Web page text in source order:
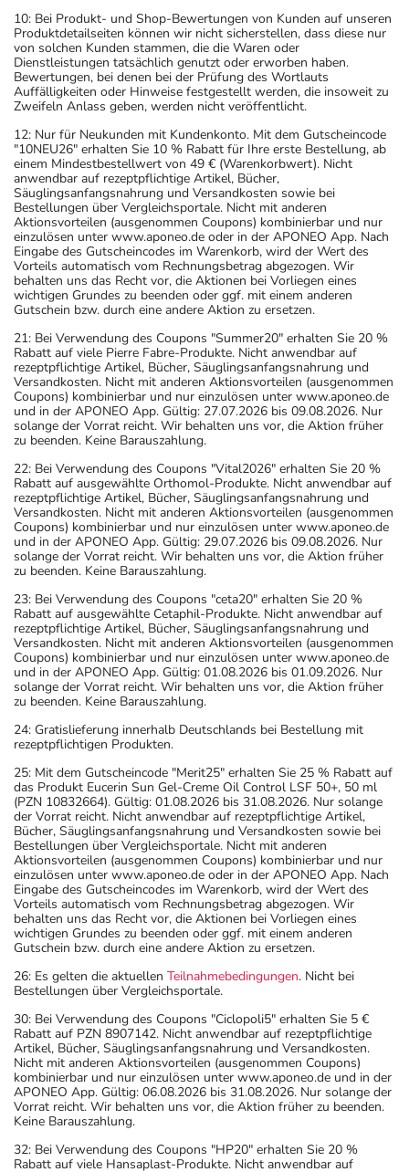
10: Bei Produkt- und Shop-Bewertungen von Kunden auf unseren
Produktdetailseiten können wir nicht sicherstellen, dass diese nur
von solchen Kunden stammen, die die Waren oder
Dienstleistungen tatsächlich genutzt oder erworben haben.
Bewertungen, bei denen bei der Prüfung des Wortlauts
Auffälligkeiten oder Hinweise festgestellt werden, die insoweit zu
Zweifeln Anlass geben, werden nicht veröffentlicht.
12: Nur für Neukunden mit Kundenkonto. Mit dem Gutscheincode
"10NEU26" erhalten Sie 10 % Rabatt für Ihre erste Bestellung, ab
einem Mindestbestellwert von 49 € (Warenkorbwert). Nicht
anwendbar auf rezeptpflichtige Artikel, Bücher,
Säuglingsanfangsnahrung und Versandkosten sowie bei
Bestellungen über Vergleichsportale. Nicht mit anderen
Aktionsvorteilen (ausgenommen Coupons) kombinierbar und nur
einzulösen unter www.aponeo.de oder in der APONEO App. Nach
Eingabe des Gutscheincodes im Warenkorb, wird der Wert des
Vorteils automatisch vom Rechnungsbetrag abgezogen. Wir
behalten uns das Recht vor, die Aktionen bei Vorliegen eines
wichtigen Grundes zu beenden oder ggf. mit einem anderen
Gutschein bzw. durch eine andere Aktion zu ersetzen.
21: Bei Verwendung des Coupons "Summer20" erhalten Sie 20 %
Rabatt auf viele Pierre Fabre-Produkte. Nicht anwendbar auf
rezeptpflichtige Artikel, Bücher, Säuglingsanfangsnahrung und
Versandkosten. Nicht mit anderen Aktionsvorteilen (ausgenommen
Coupons) kombinierbar und nur einzulösen unter www.aponeo.de
und in der APONEO App. Gültig: 27.07.2026 bis 09.08.2026. Nur
solange der Vorrat reicht. Wir behalten uns vor, die Aktion früher
zu beenden. Keine Barauszahlung.
22: Bei Verwendung des Coupons "Vital2026" erhalten Sie 20 %
Rabatt auf ausgewählte Orthomol-Produkte. Nicht anwendbar auf
rezeptpflichtige Artikel, Bücher, Säuglingsanfangsnahrung und
Versandkosten. Nicht mit anderen Aktionsvorteilen (ausgenommen
Coupons) kombinierbar und nur einzulösen unter www.aponeo.de
und in der APONEO App. Gültig: 29.07.2026 bis 09.08.2026. Nur
solange der Vorrat reicht. Wir behalten uns vor, die Aktion früher
zu beenden. Keine Barauszahlung.
23: Bei Verwendung des Coupons "ceta20" erhalten Sie 20 %
Rabatt auf ausgewählte Cetaphil-Produkte. Nicht anwendbar auf
rezeptpflichtige Artikel, Bücher, Säuglingsanfangsnahrung und
Versandkosten. Nicht mit anderen Aktionsvorteilen (ausgenommen
Coupons) kombinierbar und nur einzulösen unter www.aponeo.de
und in der APONEO App. Gültig: 01.08.2026 bis 01.09.2026. Nur
solange der Vorrat reicht. Wir behalten uns vor, die Aktion früher
zu beenden. Keine Barauszahlung.
24: Gratislieferung innerhalb Deutschlands bei Bestellung mit
rezeptpflichtigen Produkten.
25: Mit dem Gutscheincode "Merit25" erhalten Sie 25 % Rabatt auf
das Produkt Eucerin Sun Gel-Creme Oil Control LSF 50+, 50 ml
(PZN 10832664). Gültig: 01.08.2026 bis 31.08.2026. Nur solange
der Vorrat reicht. Nicht anwendbar auf rezeptpflichtige Artikel,
Bücher, Säuglingsanfangsnahrung und Versandkosten sowie bei
Bestellungen über Vergleichsportale. Nicht mit anderen
Aktionsvorteilen (ausgenommen Coupons) kombinierbar und nur
einzulösen unter www.aponeo.de oder in der APONEO App. Nach
Eingabe des Gutscheincodes im Warenkorb, wird der Wert des
Vorteils automatisch vom Rechnungsbetrag abgezogen. Wir
behalten uns das Recht vor, die Aktionen bei Vorliegen eines
wichtigen Grundes zu beenden oder ggf. mit einem anderen
Gutschein bzw. durch eine andere Aktion zu ersetzen.
26: Es gelten die aktuellen Teilnahmebedingungen. Nicht bei
Bestellungen über Vergleichsportale.
30: Bei Verwendung des Coupons "Ciclopoli5" erhalten Sie 5 €
Rabatt auf PZN 8907142. Nicht anwendbar auf rezeptpflichtige
Artikel, Bücher, Säuglingsanfangsnahrung und Versandkosten.
Nicht mit anderen Aktionsvorteilen (ausgenommen Coupons)
kombinierbar und nur einzulösen unter www.aponeo.de und in der
APONEO App. Gültig: 06.08.2026 bis 31.08.2026. Nur solange der
Vorrat reicht. Wir behalten uns vor, die Aktion früher zu beenden.
Keine Barauszahlung.
32: Bei Verwendung des Coupons "HP20" erhalten Sie 20 %
Rabatt auf viele Hansaplast-Produkte. Nicht anwendbar auf